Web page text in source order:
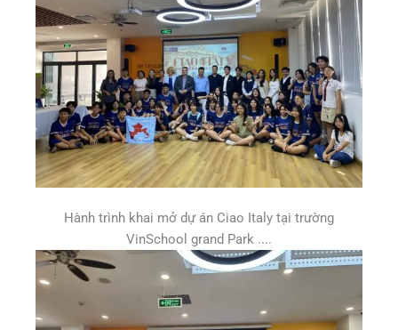
Hành trình khai mở dự án Ciao Italy tại trường
VinSchool grand Park ....